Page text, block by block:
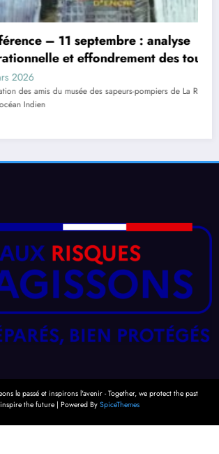
– 11 septembre : analyse
et effondrement des tours
du musée des sapeurs-pompiers de La Réunion
le passé et inspirons l'avenir - Together, we protect the past
the future | Powered By SpiceThemes